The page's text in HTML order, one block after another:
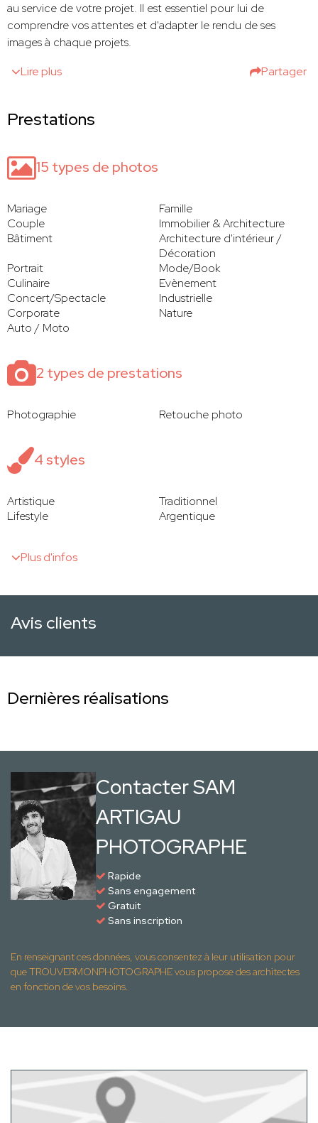
au service de votre projet. Il est essentiel pour lui de
comprendre vos attentes et d'adapter le rendu de ses
images à chaque projets.
Lire plus
Partager
Prestations
15 types de photos
Mariage
Famille
Couple
Immobilier & Architecture
Bâtiment
Architecture d'intérieur /
Décoration
Portrait
Mode/Book
Culinaire
Evènement
Concert/Spectacle
Industrielle
Corporate
Nature
Auto / Moto
2 types de prestations
Photographie Retouche photo
4 styles
Artistique
Traditionnel
Lifestyle
Argentique
Plus d'infos
Avis clients
Dernières réalisations
Contacter SAM
ARTIGAU
PHOTOGRAPHE
Rapide
Sans engagement
Gratuit
Sans inscription
En renseignant ces données, vous consentez à leur utilisation pour
que TROUVERMONPHOTOGRAPHE vous propose des architectes
en fonction de vos besoins.